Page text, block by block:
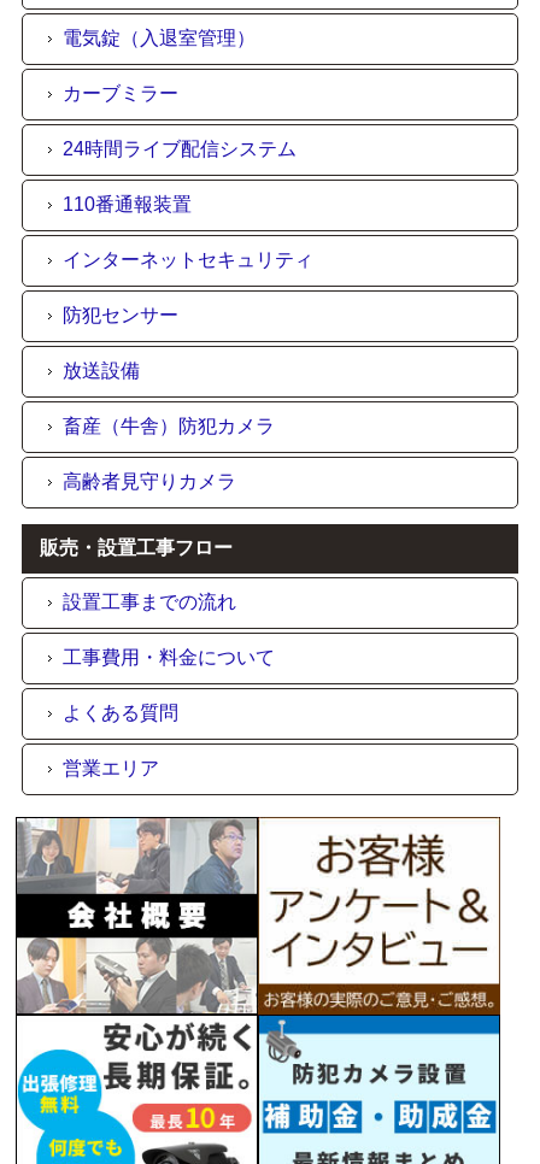
電気錠（入退室管理）
カーブミラー
24時間ライブ配信システム
110番通報装置
インターネットセキュリティ
防犯センサー
放送設備
畜産（牛舎）防犯カメラ
高齢者見守りカメラ
販売・設置工事フロー
設置工事までの流れ
工事費用・料金について
よくある質問
営業エリア